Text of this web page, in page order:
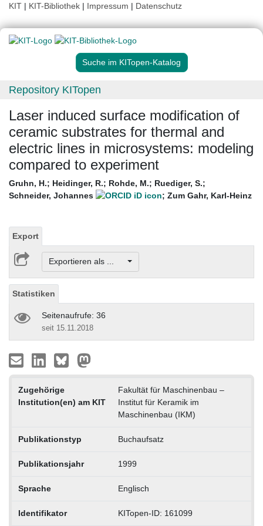
KIT | KIT-Bibliothek | Impressum | Datenschutz
Suche im KITopen-Katalog
Repository KITopen
Laser induced surface modification of
ceramic substrates for thermal and
electric lines in microsystems: modeling
compared to experiment
Gruhn, H.; Heidinger, R.; Rohde, M.; Ruediger, S.;
Schneider, Johannes
; Zum Gahr, Karl-Heinz
Export
Exportieren als ...
Statistiken
Seitenaufrufe: 36
seit 15.11.2018
Zugehörige
Institution(en) am KIT
Fakultät für Maschinenbau –
Institut für Keramik im
Maschinenbau (IKM)
Publikationstyp Buchaufsatz
Publikationsjahr 1999
Sprache Englisch
Identifikator KITopen-ID: 161099